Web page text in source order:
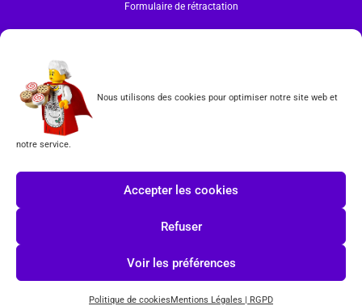
Nous utilisons des cookies pour optimiser notre site web et
notre service.
Accepter les cookies
Refuser
Voir les préférences
Politique de cookiesMentions Légales | RGPD
Formulaire de rétractation
en restent les propriétaires. Tous droits réservés.
INSCRIPTION À LA NEWSLETTER
J'accepte les conditions duRGPD.